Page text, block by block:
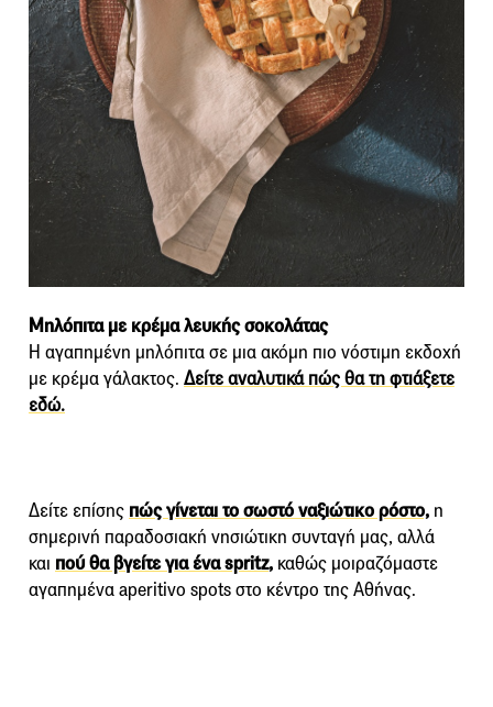
Μηλόπιτα με κρέμα λευκής σοκολάτας
Η αγαπημένη μηλόπιτα σε μια ακόμη πιο νόστιμη εκδοχή
με κρέμα γάλακτος. Δείτε αναλυτικά πώς θα τη φτιάξετε
εδώ.
Δείτε επίσης πώς γίνεται το σωστό ναξιώτικο ρόστο, η
σημερινή παραδοσιακή νησιώτικη συνταγή μας, αλλά
και πού θα βγείτε για ένα spritz, καθώς μοιραζόμαστε
αγαπημένα aperitivo spots στο κέντρο της Αθήνας.